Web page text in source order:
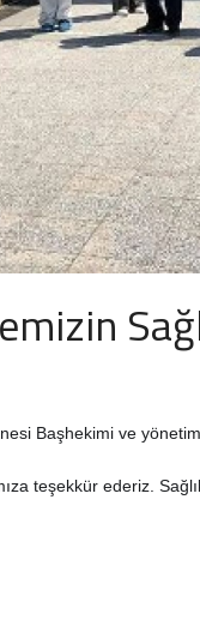
Başhekimi ve
teşekkür ederiz.